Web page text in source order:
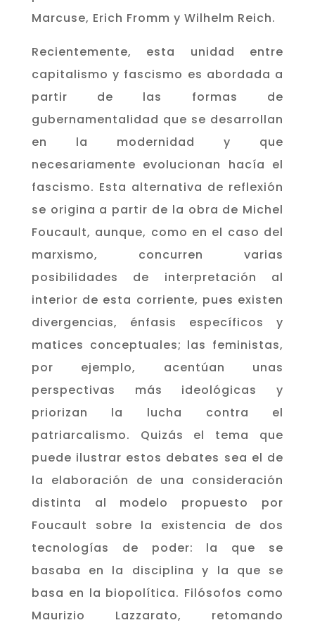
Marcuse, Erich Fromm y Wilhelm Reich.
Recientemente, esta unidad entre
capitalismo y fascismo es abordada a
partir de las formas de
gubernamentalidad que se desarrollan
en la modernidad y que
necesariamente evolucionan hacía el
fascismo. Esta alternativa de reflexión
se origina a partir de la obra de Michel
Foucault, aunque, como en el caso del
marxismo, concurren varias
posibilidades de interpretación al
interior de esta corriente, pues existen
divergencias, énfasis específicos y
matices conceptuales; las feministas,
por ejemplo, acentúan unas
perspectivas más ideológicas y
priorizan la lucha contra el
patriarcalismo. Quizás el tema que
puede ilustrar estos debates sea el de
la elaboración de una consideración
distinta al modelo propuesto por
Foucault sobre la existencia de dos
tecnologías de poder: la que se
basaba en la disciplina y la que se
basa en la biopolítica. Filósofos como
Maurizio Lazzarato, retomando